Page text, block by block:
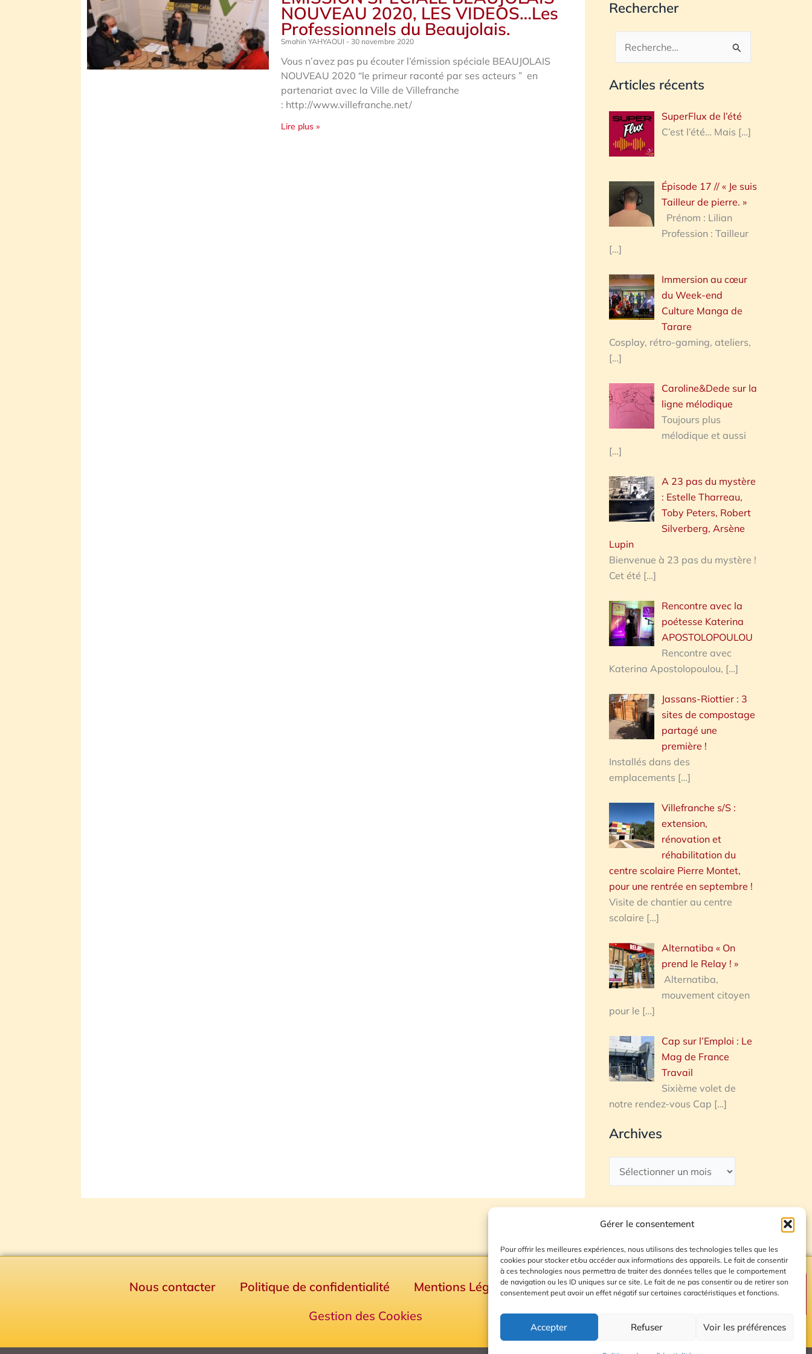
Gérer le consentement
Pour offrir les meilleures expériences, nous utilisons des technologies telles que les
cookies pour stocker et/ou accéder aux informations des appareils. Le fait de consentir
à ces technologies nous permettra de traiter des données telles que le comportement
de navigation ou les ID uniques sur ce site. Le fait de ne pas consentir ou de retirer son
consentement peut avoir un effet négatif sur certaines caractéristiques et fonctions.
Accepter Refuser Voir les préférences
NOUVEAU 2020, LES VIDEOS…Les
Professionnels du Beaujolais.
Smahïn YAHYAOUI 30 novembre 2020
Vous n’avez pas pu écouter l’émission spéciale BEAUJOLAIS
NOUVEAU 2020 “le primeur raconté par ses acteurs ” en
partenariat avec la Ville de Villefranche
: http://www.villefranche.net/
Lire plus »
Rechercher
Rechercher :
Articles récents
SuperFlux de l’été
C’est l’été… Mais […]
Épisode 17 // « Je suis
Tailleur de pierre. »
Prénom : Lilian
Profession : Tailleur
[…]
Immersion au cœur
du Week-end
Culture Manga de
Tarare
Cosplay, rétro-gaming, ateliers,
[…]
Caroline&Dede sur la
ligne mélodique
Toujours plus
mélodique et aussi
[…]
A 23 pas du mystère
: Estelle Tharreau,
Toby Peters, Robert
Silverberg, Arsène
Lupin
Bienvenue à 23 pas du mystère !
Cet été […]
Rencontre avec la
poétesse Katerina
APOSTOLOPOULOU
Rencontre avec
Katerina Apostolopoulou, […]
Jassans-Riottier : 3
sites de compostage
partagé une
première !
Installés dans des
emplacements […]
Villefranche s/S :
extension,
rénovation et
réhabilitation du
centre scolaire Pierre Montet,
pour une rentrée en septembre !
Visite de chantier au centre
scolaire […]
Alternatiba « On
prend le Relay ! »
Alternatiba,
mouvement citoyen
pour le […]
Cap sur l’Emploi : Le
Mag de France
Travail
Sixième volet de
notre rendez-vous Cap […]
Archives
Nous contacter Politique de confidentialité Mentions Légales
Plan du site
Gestion des Cookies